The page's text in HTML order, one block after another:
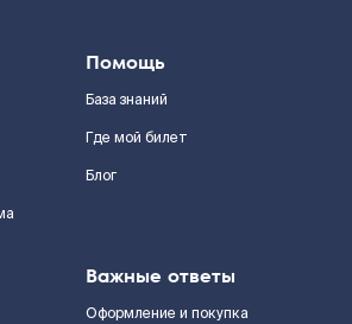
Помощь
База знаний
Где мой билет
Блог
Важные ответы
Оформление и покупка